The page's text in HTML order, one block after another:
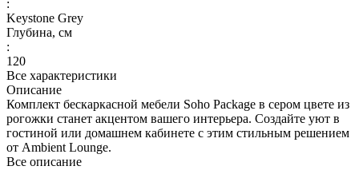
:
Keystone Grey
Глубина, см
:
120
Все характеристики
Описание
Комплект бескаркасной мебели Soho Package в сером цвете из
рогожки станет акцентом вашего интерьера. Создайте уют в
гостиной или домашнем кабинете с этим стильным решением
от Ambient Lounge.
Все описание